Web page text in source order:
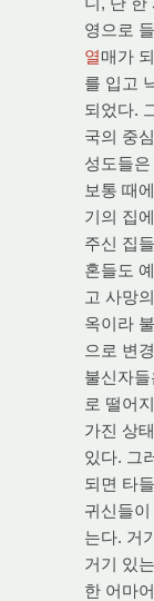
영으로
열매가
를 입고
되었다.
국의 중
성도들
보통 때
기의 집
주신 집
혼들도
고 사망
옥이라
으로 변
불신자
로 떨어
가진 상
있다. 그
되면 타
귀신들
는다. 거
거기 있
한 어마